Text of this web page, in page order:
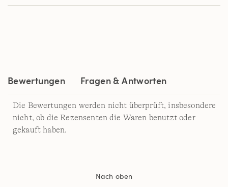
Bewertung.
Bewertungen Fragen & Antworten
Die Bewertungen werden nicht überprüft, insbesondere
nicht, ob die Rezensenten die Waren benutzt oder
gekauft haben.
Nach oben